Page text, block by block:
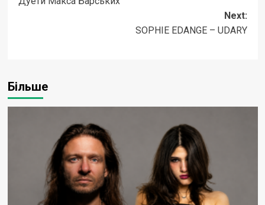
navigation
Next:
SOPHIE EDANGE – UDARY
Більше